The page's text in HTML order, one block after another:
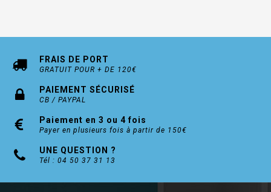
FRAIS DE PORT
GRATUIT POUR + DE 120€
PAIEMENT SÉCURISÉ
CB / PAYPAL
Paiement en 3 ou 4 fois
Payer en plusieurs fois à partir de 150€
UNE QUESTION ?
Tél : 04 50 37 31 13